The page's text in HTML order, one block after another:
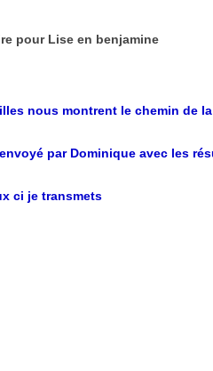
pour Lise en benjamine
nous montrent le chemin de
par Dominique avec les
ci je transmets